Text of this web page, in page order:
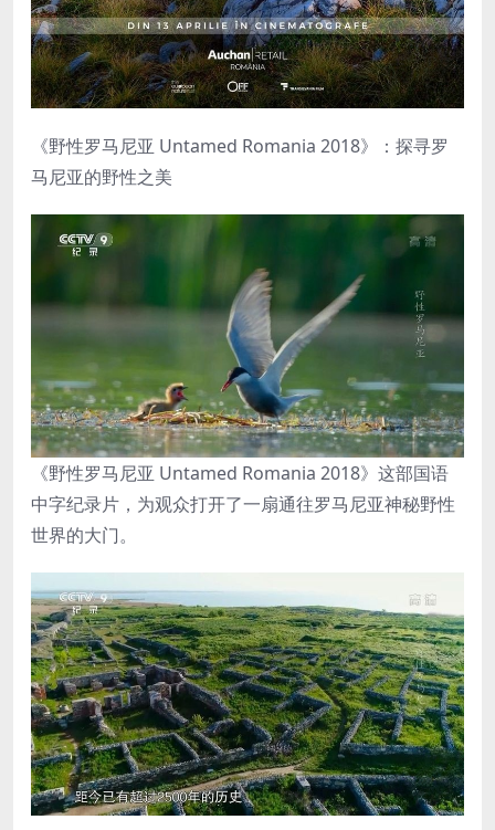
《野性罗马尼亚 Untamed Romania 2018》：探寻罗
马尼亚的野性之美
《野性罗马尼亚 Untamed Romania 2018》这部国语
中字纪录片，为观众打开了一扇通往罗马尼亚神秘野性
世界的大门。